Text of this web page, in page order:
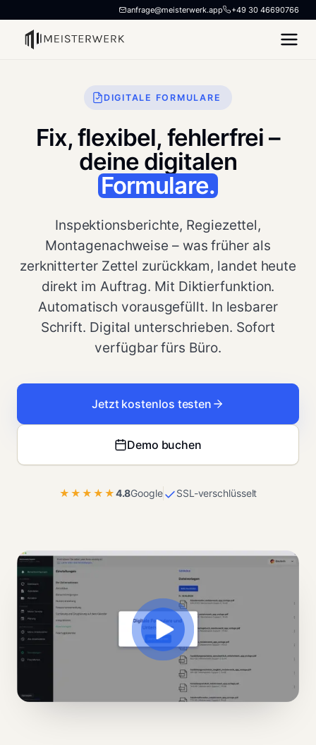
anfrage@meisterwerk.app +49 30 46690766
DIGITALE FORMULARE
Fix, flexibel, fehlerfrei –
deine digitalen
Formulare.
Inspektionsberichte, Regiezettel,
Montagenachweise – was früher als
zerknitterter Zettel zurückkam, landet heute
direkt im Auftrag. Mit Diktierfunktion.
Automatisch vorausgefüllt. In lesbarer
Schrift. Digital unterschrieben. Sofort
verfügbar fürs Büro.
Jetzt kostenlos testen
Demo buchen
★★★★★4.8Google SSL-verschlüsselt